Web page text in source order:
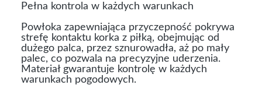
Pełna kontrola w każdych warunkach
Powłoka zapewniająca przyczepność pokrywa
strefę kontaktu korka z piłką, obejmując od
dużego palca, przez sznurowadła, aż po mały
palec, co pozwala na precyzyjne uderzenia.
Materiał gwarantuje kontrolę w każdych
warunkach pogodowych.